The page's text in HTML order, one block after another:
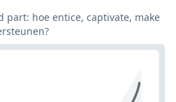
part: hoe entice, captivate, make